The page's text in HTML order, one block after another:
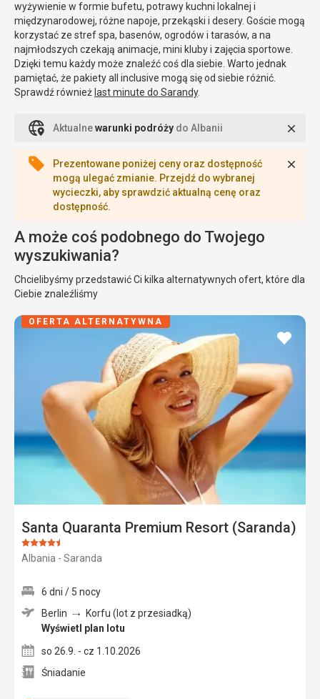
wyżywienie w formie bufetu, potrawy kuchni lokalnej i
międzynarodowej, różne napoje, przekąski i desery. Goście mogą
korzystać ze stref spa, basenów, ogrodów i tarasów, a na
najmłodszych czekają animacje, mini kluby i zajęcia sportowe.
Dzięki temu każdy może znaleźć coś dla siebie. Warto jednak
pamiętać, że pakiety all inclusive mogą się od siebie różnić.
Sprawdź również last minute do Sarandy.
Aktualnewarunki podróży do Albanii
Prezentowane poniżej ceny oraz dostępność
mogą ulegać zmianie. Przejdź do wybranej
wycieczki, aby sprawdzić aktualną cenę oraz
dostępność.
A może coś podobnego do Twojego
wyszukiwania?
Chcielibyśmy przedstawić Ci kilka alternatywnych ofert, które dla
Ciebie znaleźliśmy
Santa Quaranta Premium Resort (Saranda)
Ocena:
4.5/5
Albania - Saranda
dodaj
6 dni / 5 nocy
Berlin
Korfu (lot z przesiadką)
Wyświetl plan lotu
so 26.9. - cz 1.10.2026
Śniadanie
OFERTA ALTERNATYWNA